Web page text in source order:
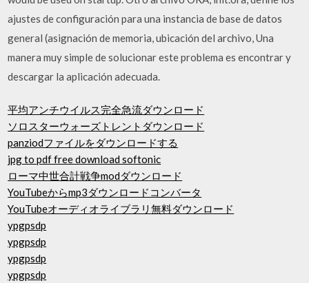
ajustes de configuración para una instancia de base de datos
general (asignación de memoria, ubicación del archivo, Una
manera muy simple de solucionar este problema es encontrar y
descargar la aplicación adecuada.
平均アンチウイルス完全急流ダウンロード
ソロスターウォーズトレントダウンロード
panziodファイルをダウンロードする
jpg to pdf free download softonic
ローマ中世合計戦争modダウンロード
YouTubeからmp3ダウンロードコンバータ
YouTubeオーディオライブラリ無料ダウンロード
ypgpsdp
ypgpsdp
ypgpsdp
ypgpsdp